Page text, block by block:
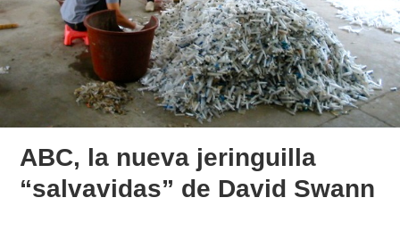
ABC, la nueva jeringuilla
“salvavidas” de David Swann